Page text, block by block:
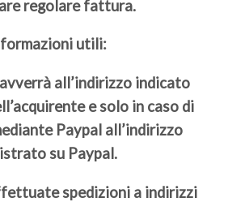
regolare fattura.
utili:
all’indirizzo indicato
e solo in caso di
Paypal all’indirizzo
su Paypal.
spedizioni a indirizzi